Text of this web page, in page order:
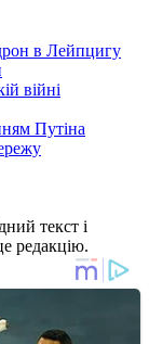
в Лейпцигу
війні
Путіна
текст і
редакцію.